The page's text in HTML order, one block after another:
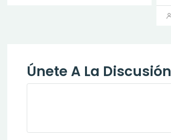
Únete A La Discusión